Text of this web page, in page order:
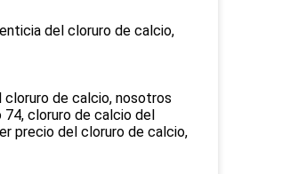
del cloruro de calcio,
de calcio, nosotros
74, cloruro de calcio del
precio del cloruro de calcio,